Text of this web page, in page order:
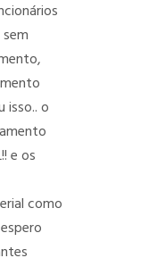
isso.. o
e os
como